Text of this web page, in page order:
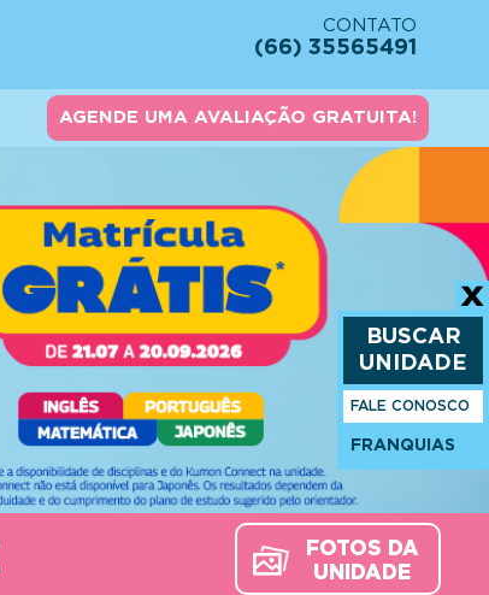
CONTATO
(66) 35565491
AGENDE UMA AVALIAÇÃO GRATUITA!
FOTOS DA
UNIDADE
BUSCAR
UNIDADE
FALE CONOSCO
FRANQUIAS